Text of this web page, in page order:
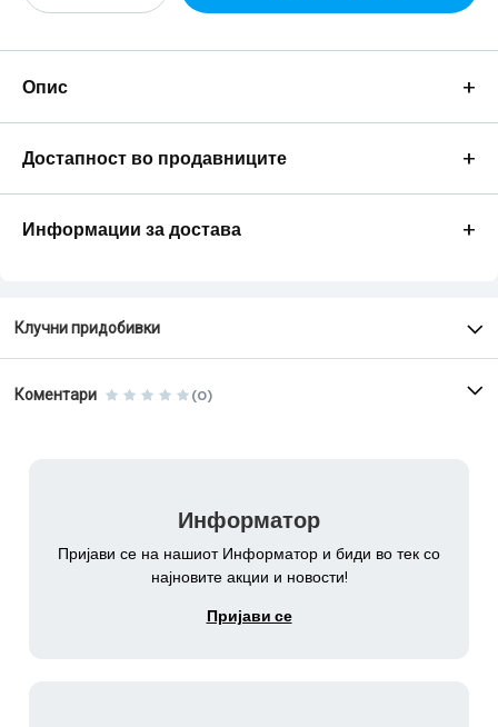
Опис +
Достапност во продавниците +
Информации за достава +
Клучни придобивки
Коментари (0)
Информатор
Пријави се на нашиот Информатор и биди во тек со
најновите акции и новости!
Пријави се